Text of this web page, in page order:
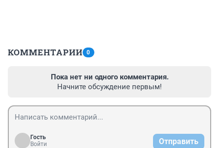
КОММЕНТАРИИ 0
Пока нет ни одного комментария.
Начните обсуждение первым!
Гость
Войти
Отправить